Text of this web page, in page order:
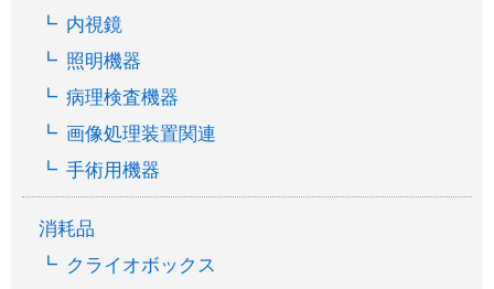
内視鏡
照明機器
病理検査機器
画像処理装置関連
手術用機器
消耗品
クライオボックス